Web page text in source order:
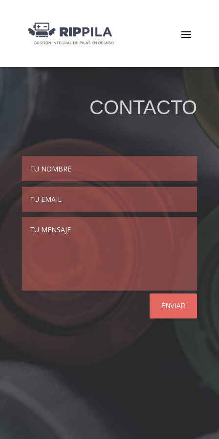
CONTACTO
ENVIAR